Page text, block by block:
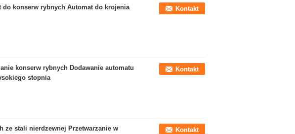
do konserw rybnych Automat do krojenia
Kontakt
konserw rybnych Dodawanie automatu
stopnia
Kontakt
ze stali nierdzewnej Przetwarzanie w
Kontakt